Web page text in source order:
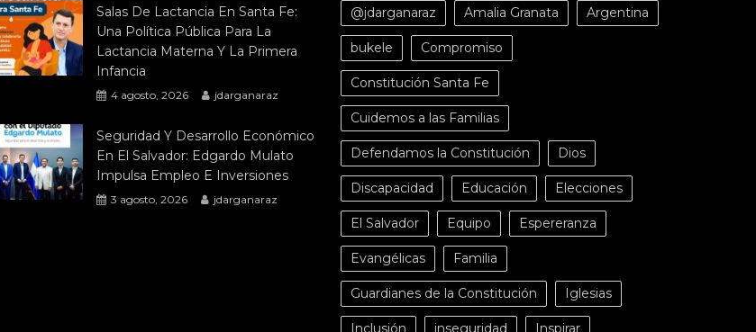
Salas De Lactancia En Santa Fe:
Una Política Pública Para La
Lactancia Materna Y La Primera
Infancia
4 agosto, 2026 jdarganaraz
Seguridad Y Desarrollo Económico
En El Salvador: Edgardo Mulato
Impulsa Empleo E Inversiones
3 agosto, 2026 jdarganaraz
@jdarganaraz Amalia Granata Argentina
bukele Compromiso
Constitución Santa Fe
Cuidemos a las Familias
Defendamos la Constitución Dios
Discapacidad Educación Elecciones
El Salvador Equipo Espereranza
Evangélicas Familia
Guardianes de la Constitución Iglesias
Inclusión inseguridad Inspirar